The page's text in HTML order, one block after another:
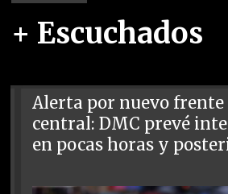
+ Escuchados
Alerta por nuevo frente
central: DMC prevé
en pocas horas y